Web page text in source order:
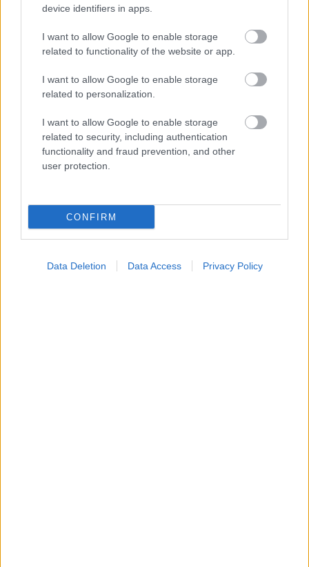
device identifiers in apps.
I want to allow Google to enable storage
related to functionality of the website or app.
I want to allow Google to enable storage
related to personalization.
I want to allow Google to enable storage
related to security, including authentication
functionality and fraud prevention, and other
user protection.
CONFIRM
Data Deletion Data Access Privacy Policy